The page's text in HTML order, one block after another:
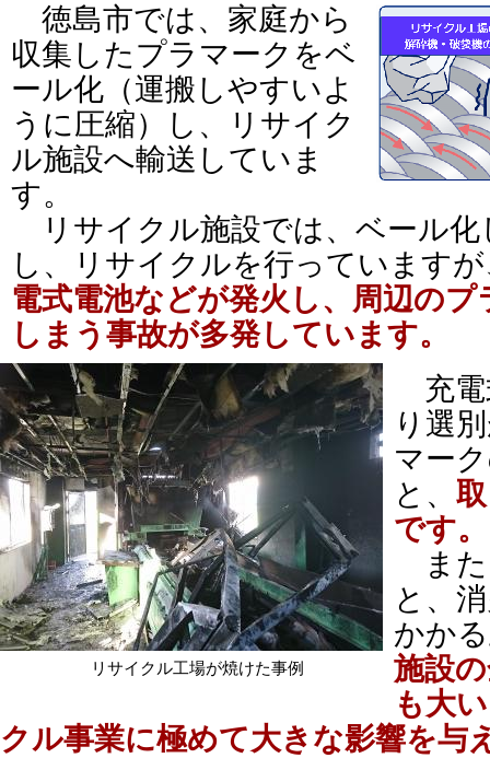
徳島市では、家庭から
収集したプラマークをベ
ール化（運搬しやすいよ
うに圧縮）し、リサイク
ル施設へ輸送していま
す。
リサイクル施設では、ベール化
し、リサイクルを行っています
電式電池などが発火し、周辺の
しまう事故が多発しています。
リサイクル工場が焼けた事例
充電
り選
マー
と、
です。
また
と、
かか
施設
も大
クル事業に極めて大きな影響を与